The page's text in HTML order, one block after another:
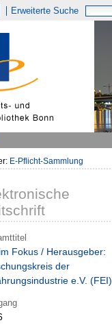
Erweiterte Suche
E-Pflicht-Sammlung
Fokus / Herausgeber:
der
e.V. (FEI)